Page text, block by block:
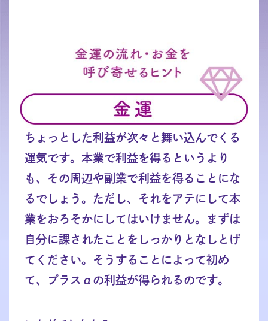
ちょっとした利益が次々と舞い込んでくる
運気です。本業で利益を得るというより
も、その周辺や副業で利益を得ることにな
るでしょう。ただし、それをアテにして本
業をおろそかにしてはいけません。まずは
自分に課されたことをしっかりとなしとげ
てください。そうすることによって初め
て、プラスαの利益が得られるのです。